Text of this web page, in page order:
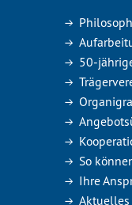
50-
So
Ihre
Aktuelles